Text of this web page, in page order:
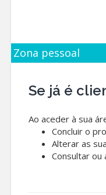
Zona pessoal
Se já é
Ao aceder à sua
Concluir o
Alterar as
Consultar